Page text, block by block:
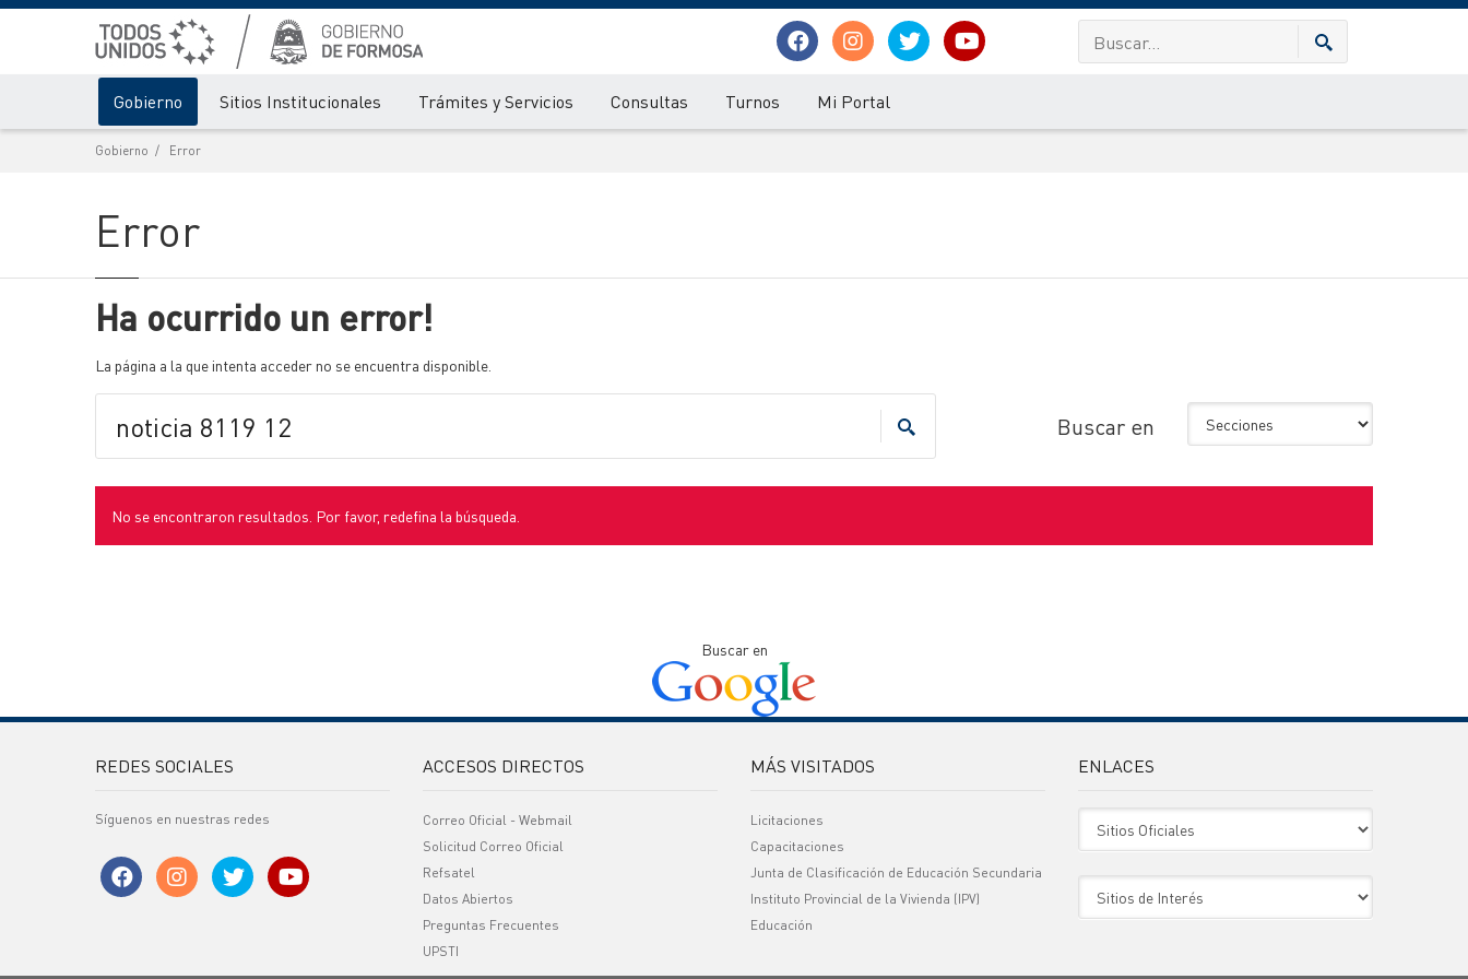
Gobierno Sitios Institucionales Trámites y Servicios Consultas Turnos Mi Portal
Gobierno Error
Error
Ha ocurrido un error!
La página a la que intenta acceder no se encuentra disponible.
Buscar en
No se encontraron resultados. Por favor, redefina la búsqueda.
Buscar en
REDES SOCIALES
Síguenos en nuestras redes
ACCESOS DIRECTOS
Correo Oficial - Webmail
Solicitud Correo Oficial
Refsatel
Datos Abiertos
Preguntas Frecuentes
UPSTI
MÁS VISITADOS
Licitaciones
Capacitaciones
Junta de Clasificación de Educación Secundaria
Instituto Provincial de la Vivienda (IPV)
Educación
ENLACES